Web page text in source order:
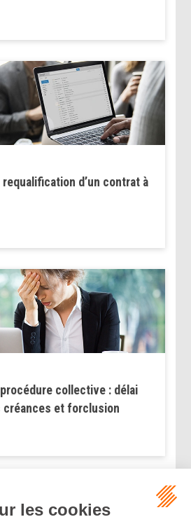
d’un contrat à
collective : délai
créances et forclusion